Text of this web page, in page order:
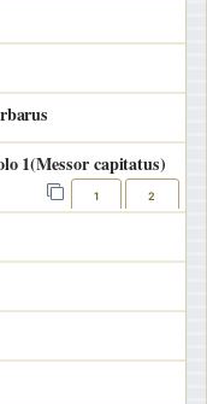
1(Messor capitatus)
1 2